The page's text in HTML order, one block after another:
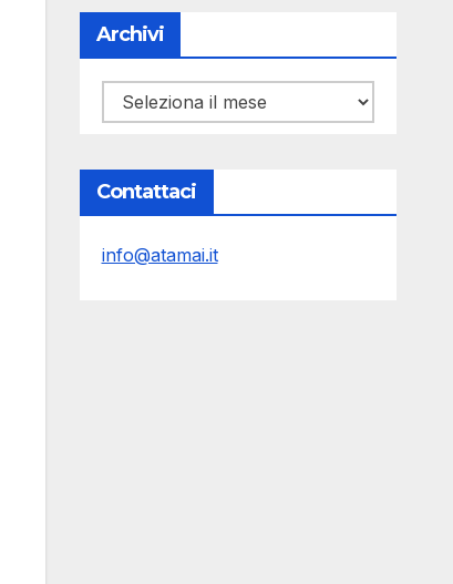
Archivi
Archivi
Contattaci
info@atamai.it